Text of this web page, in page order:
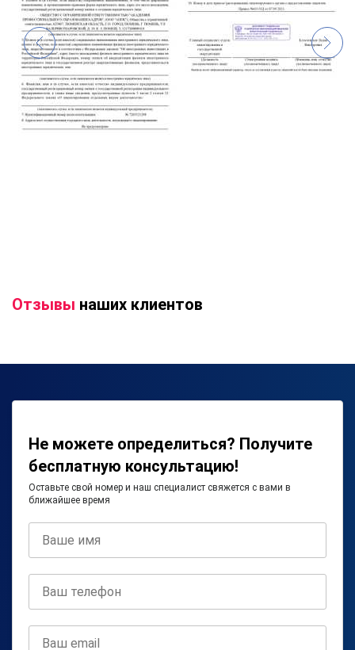
Отзывы наших клиентов
Не можете определиться? Получите
бесплатную консультацию!
Оставьте свой номер и наш специалист свяжется с вами в
ближайшее время